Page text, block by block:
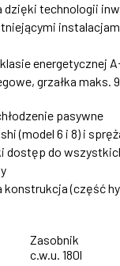
dzięki technologii
energetycznej
grzałka maks.
pasywne
(model 6 i 8) i
dostęp do
(część
Zasobnik
c.w.u. 180l